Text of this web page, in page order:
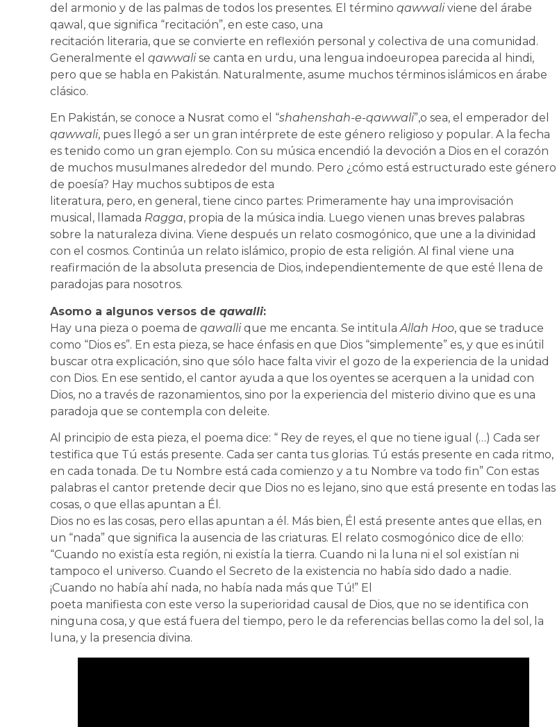
del armonio y de las palmas de todos los presentes. El término qawwaliviene del árabe
qawal, que significa “recitación”, en este caso, una
recitación literaria, que se convierte en reflexión personal y colectiva de una comunidad.
Generalmente el qawwalise canta en urdu, una lengua indoeuropea parecida al hindi,
pero que se habla en Pakistán. Naturalmente, asume muchos términos islámicos en árabe
clásico.
En Pakistán, se conoce a Nusrat como el “shahenshah-e-qawwali”,o sea, el emperador del
qawwali, pues llegó a ser un gran intérprete de este género religioso y popular. A la fecha
es tenido como un gran ejemplo. Con su música encendió la devoción a Dios en el corazón
de muchos musulmanes alrededor del mundo. Pero ¿cómo está estructurado este género
de poesía? Hay muchos subtipos de esta
literatura, pero, en general, tiene cinco partes: Primeramente hay una improvisación
musical, llamada Ragga, propia de la música india. Luego vienen unas breves palabras
sobre la naturaleza divina. Viene después un relato cosmogónico, que une a la divinidad
con el cosmos. Continúa un relato islámico, propio de esta religión. Al final viene una
reafirmación de la absoluta presencia de Dios, independientemente de que esté llena de
paradojas para nosotros.
Asomo a algunos versos de qawalli:
Hay una pieza o poema de qawallique me encanta. Se intitula Allah Hoo, que se traduce
como “Dios es”. En esta pieza, se hace énfasis en que Dios “simplemente” es, y que es inútil
buscar otra explicación, sino que sólo hace falta vivir el gozo de la experiencia de la unidad
con Dios. En ese sentido, el cantor ayuda a que los oyentes se acerquen a la unidad con
Dios, no a través de razonamientos, sino por la experiencia del misterio divino que es una
paradoja que se contempla con deleite.
Al principio de esta pieza, el poema dice: “ Rey de reyes, el que no tiene igual (…) Cada ser
testifica que Tú estás presente. Cada ser canta tus glorias. Tú estás presente en cada ritmo,
en cada tonada. De tu Nombre está cada comienzo y a tu Nombre va todo fin” Con estas
palabras el cantor pretende decir que Dios no es lejano, sino que está presente en todas las
cosas, o que ellas apuntan a Él.
Dios no es las cosas, pero ellas apuntan a él. Más bien, Él está presente antes que ellas, en
un “nada” que significa la ausencia de las criaturas. El relato cosmogónico dice de ello:
“Cuando no existía esta región, ni existía la tierra. Cuando ni la luna ni el sol existían ni
tampoco el universo. Cuando el Secreto de la existencia no había sido dado a nadie.
¡Cuando no había ahí nada, no había nada más que Tú!” El
poeta manifiesta con este verso la superioridad causal de Dios, que no se identifica con
ninguna cosa, y que está fuera del tiempo, pero le da referencias bellas como la del sol, la
luna, y la presencia divina.